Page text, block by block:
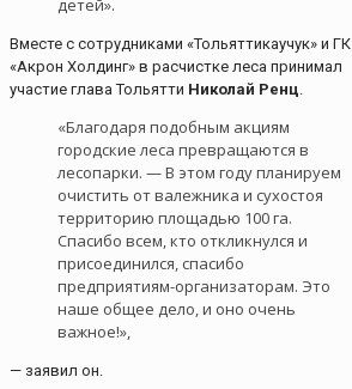
детей».
Вместе с сотрудниками «Тольяттикаучук» и ГК
«Акрон Холдинг» в расчистке леса принимал
участие глава Тольятти Николай Ренц.
«Благодаря подобным акциям
городские леса превращаются в
лесопарки. — В этом году планируем
очистить от валежника и сухостоя
территорию площадью 100 га.
Спасибо всем, кто откликнулся и
присоединился, спасибо
предприятиям-организаторам. Это
наше общее дело, и оно очень
важное!»,
— заявил он.